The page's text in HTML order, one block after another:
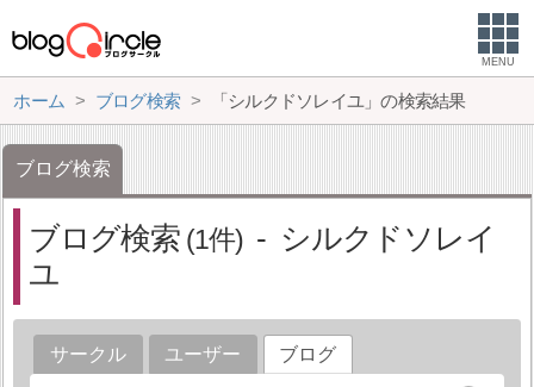
MENU
ホーム ブログ検索 「シルクドソレイユ」の検索結果
ブログ検索
ブログ検索 1
シルクドソレイ
ユ
サークル ユーザー ブログ